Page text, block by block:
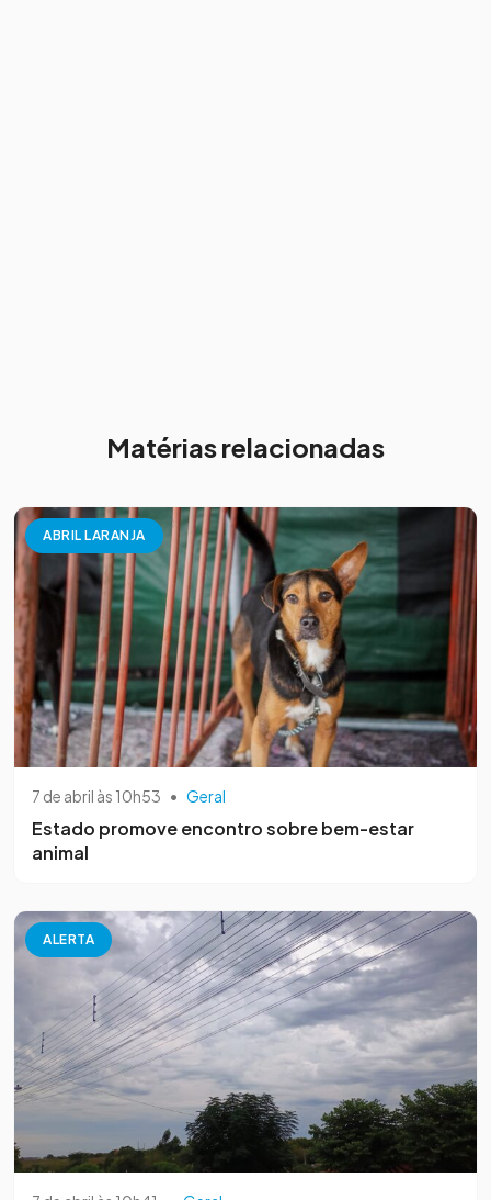
Matérias relacionadas
ABRIL LARANJA
7 de abril às 10h53 • Geral
Estado promove encontro sobre bem-estar
animal
ALERTA